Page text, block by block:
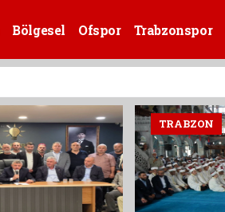
Bölgesel Ofspor Trabzonspor
TRABZON